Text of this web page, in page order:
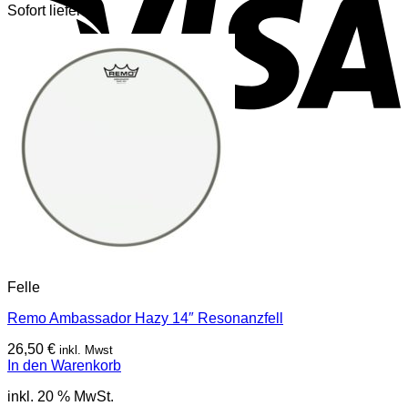
Sofort lieferbar
Felle
Remo Ambassador Hazy 14″ Resonanzfell
26,50 € inkl. Mwst
In den Warenkorb
inkl. 20 % MwSt.